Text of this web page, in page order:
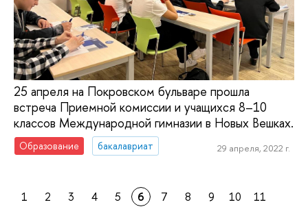
25 апреля на Покровском бульваре прошла
встреча Приемной комиссии и учащихся 8–10
классов Международной гимназии в Новых Вешках.
Образование бакалавриат 29 апреля, 2022 г.
1 2 3 4 5 6 7 8 9 10
11